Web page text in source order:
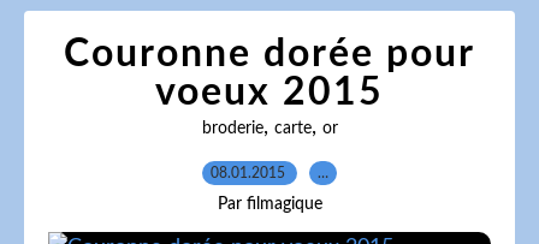
Couronne dorée pour
voeux 2015
broderie, carte, or
08.01.2015 …
Par filmagique